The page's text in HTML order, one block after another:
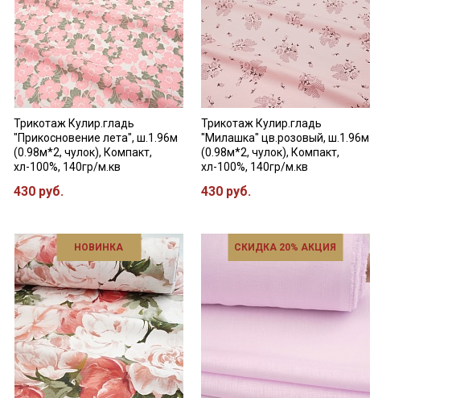
Трикотаж Кулир.гладь
"Прикосновение лета", ш.1.96м
(0.98м*2, чулок), Компакт,
хл-100%, 140гр/м.кв
430 руб.
Трикотаж Кулир.гладь
"Милашка" цв.розовый, ш.1.96м
(0.98м*2, чулок), Компакт,
хл-100%, 140гр/м.кв
430 руб.
НОВИНКА СКИДКА 20% АКЦИЯ